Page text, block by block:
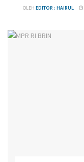
OLEH EDITOR : HAIRUL